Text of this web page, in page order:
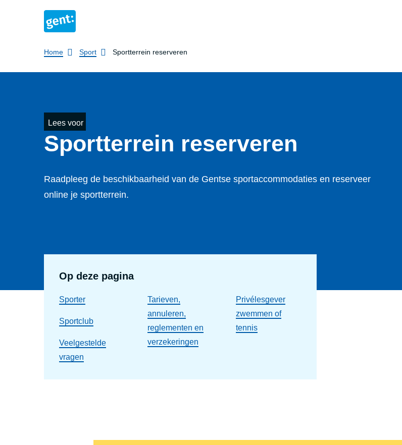
Breadcrumb
Home Sport Sportterrein reserveren
Lees voor
Sportterrein reserveren
Raadpleeg de beschikbaarheid van de Gentse sportaccommodaties en reserveer
online je sportterrein.
Op deze pagina
Sporter
Sportclub
Veelgestelde
vragen
Tarieven,
annuleren,
reglementen en
verzekeringen
Privélesgever
zwemmen of
tennis